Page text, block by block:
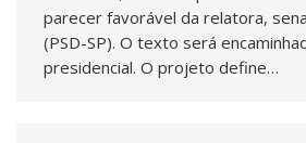
parecer favorável da relatora,
(PSD-SP). O texto será
presidencial. O projeto define…